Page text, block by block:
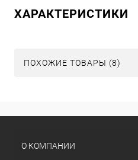
ХАРАКТЕРИСТИКИ
ПОХОЖИЕ ТОВАРЫ (8)
О КОМПАНИИ